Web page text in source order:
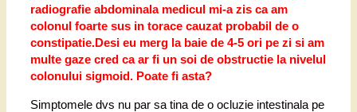
radiografie abdominala medicul mi-a zis ca am
colonul foarte sus in torace cauzat probabil de o
constipatie.Desi eu merg la baie de 4-5 ori pe zi si am
multe gaze cred ca ar fi un soi de obstructie la nivelul
colonului sigmoid. Poate fi asta?
Simptomele dvs nu par sa tina de o ocluzie intestinala pe